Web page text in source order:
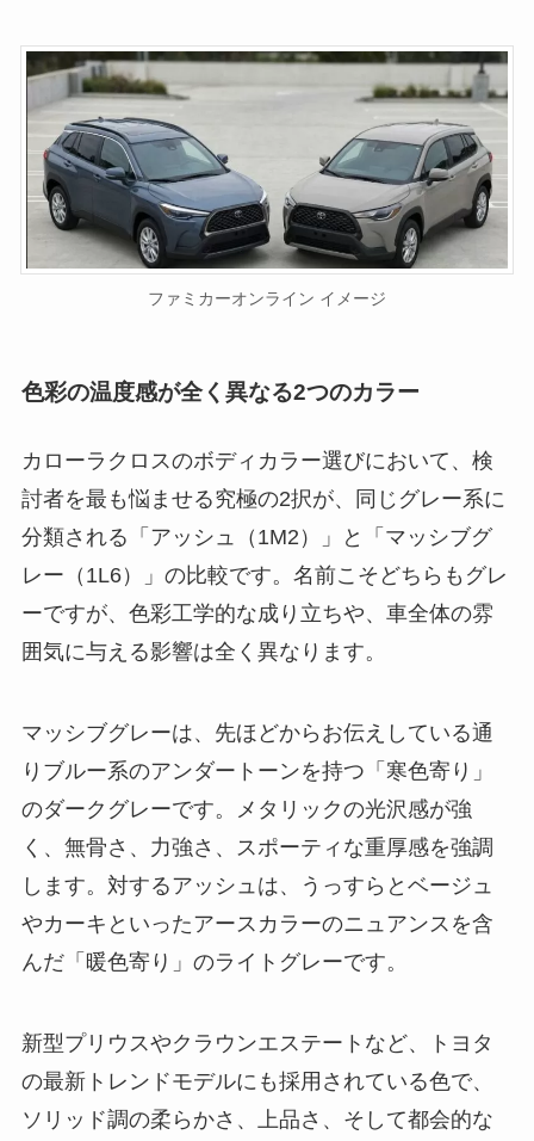
ファミカーオンライン イメージ
色彩の温度感が全く異なる2つのカラー
カローラクロスのボディカラー選びにおいて、検
討者を最も悩ませる究極の2択が、同じグレー系に
分類される「アッシュ（1M2）」と「マッシブグ
レー（1L6）」の比較です。名前こそどちらもグレ
ーですが、色彩工学的な成り立ちや、車全体の雰
囲気に与える影響は全く異なります。
マッシブグレーは、先ほどからお伝えしている通
りブルー系のアンダートーンを持つ「寒色寄り」
のダークグレーです。メタリックの光沢感が強
く、無骨さ、力強さ、スポーティな重厚感を強調
します。対するアッシュは、うっすらとベージュ
やカーキといったアースカラーのニュアンスを含
んだ「暖色寄り」のライトグレーです。
新型プリウスやクラウンエステートなど、トヨタ
の最新トレンドモデルにも採用されている色で、
ソリッド調の柔らかさ、上品さ、そして都会的な